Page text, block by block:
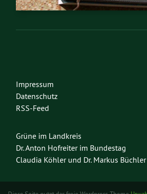
Impressum
Datenschutz
RSS-Feed
Grüne im Landkreis
Dr. Anton Hofreiter im Bundestag
Claudia Köhler und Dr. Markus